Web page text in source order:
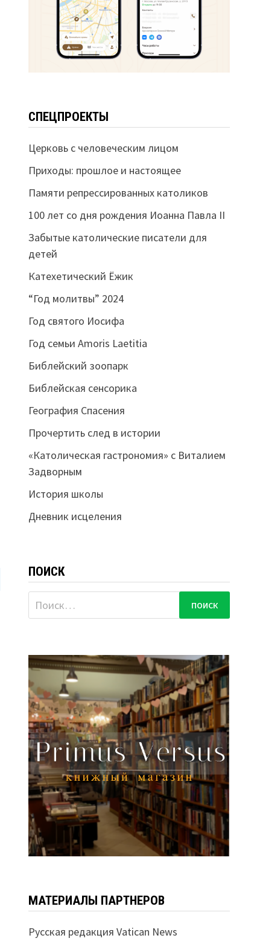
СПЕЦПРОЕКТЫ
Церковь с человеческим лицом
Приходы: прошлое и настоящее
Памяти репрессированных католиков
100 лет со дня рождения Иоанна Павла II
Забытые католические писатели для
детей
Катехетический Ёжик
“Год молитвы” 2024
Год святого Иосифа
Год семьи Amoris Laetitia
Библейский зоопарк
Библейская сенсорика
География Спасения
Прочертить след в истории
«Католическая гастрономия» с Виталием
Задворным
История школы
Дневник исцеления
ПОИСК
Найти:
МАТЕРИАЛЫ ПАРТНЕРОВ
Русская редакция Vatican News